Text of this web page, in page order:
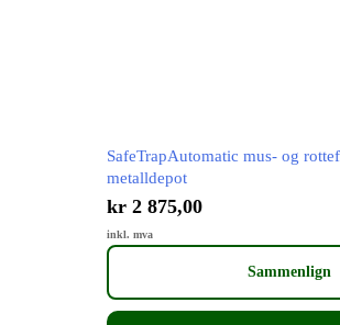
SafeTrapAutomatic mus- og
metalldepot
kr 2 875,00
inkl. mva
Sammenlign